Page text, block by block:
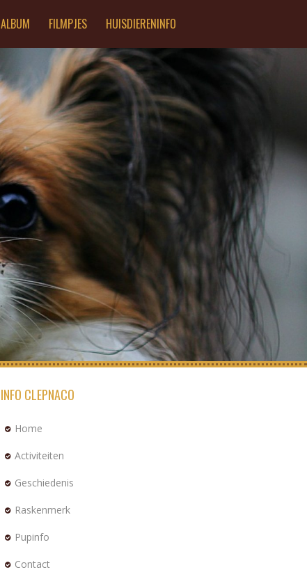
ALBUM FILMPJES HUISDIERENINFO
INFO CLEPNACO
Home
Activiteiten
Geschiedenis
Raskenmerk
Pupinfo
Contact